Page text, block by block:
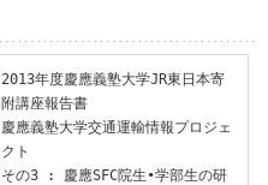
2013年度慶應義塾大学JR東日本寄
附講座報告書
慶應義塾大学交通運輸情報プロジェ
クト
その3 : 慶應SFC院生•学部生の研